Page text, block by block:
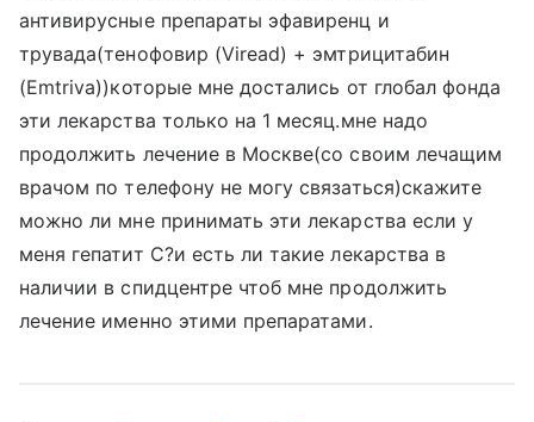
антивирусные препараты эфавиренц и
трувада(тенофовир (Viread) + эмтрицитабин
(Emtriva))которые мне достались от глобал фонда
эти лекарства только на 1 месяц.мне надо
продолжить лечение в Москве(со своим лечащим
врачом по телефону не могу связаться)скажите
можно ли мне принимать эти лекарства если у
меня гепатит С?и есть ли такие лекарства в
наличии в спидцентре чтоб мне продолжить
лечение именно этими препаратами.